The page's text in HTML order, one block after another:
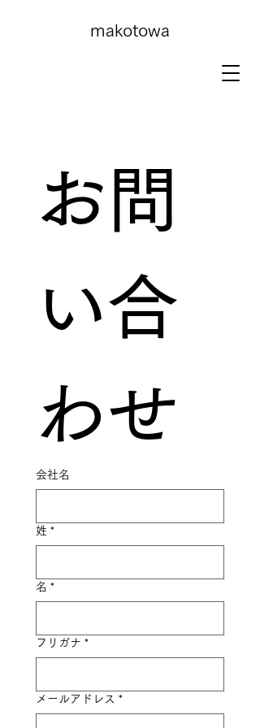
makotowa
お問
い合
わせ
会社名
姓 *
名 *
フリガナ *
メールアドレス *